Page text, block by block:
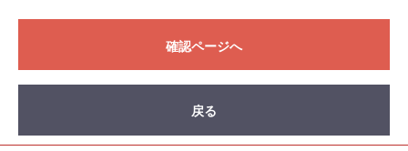
確認ページへ
戻る